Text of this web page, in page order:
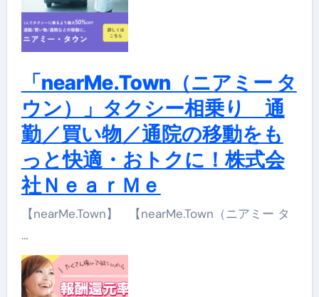
「nearMe.Town（ニアミー タ
ウン）」タクシー相乗り 通
勤／買い物／通院の移動をも
っと快適・おトクに！株式会
社ＮｅａｒＭｅ
【nearMe.Town】 【nearMe.Town（ニアミー タ
…